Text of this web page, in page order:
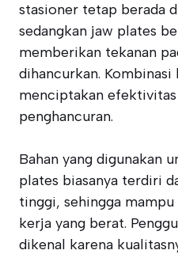
stasioner tetap berada
sedangkan jaw plates
memberikan tekanan
dihancurkan. Kombinasi
menciptakan
penghancuran.
Bahan yang digunakan
plates biasanya terdiri
tinggi, sehingga
kerja yang berat.
dikenal karena